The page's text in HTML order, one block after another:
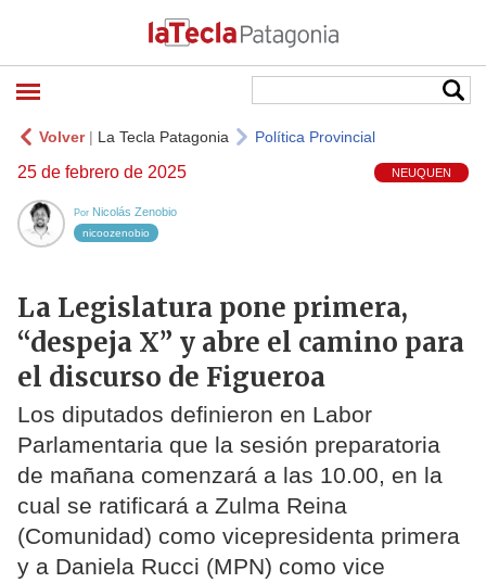
Volver| La Tecla Patagonia Política Provincial
25 de febrero de 2025 NEUQUEN
Por Nicolás Zenobio
nicoozenobio
La Legislatura pone primera,
“despeja X” y abre el camino para
el discurso de Figueroa
Los diputados definieron en Labor
Parlamentaria que la sesión preparatoria
de mañana comenzará a las 10.00, en la
cual se ratificará a Zulma Reina
(Comunidad) como vicepresidenta primera
y a Daniela Rucci (MPN) como vice